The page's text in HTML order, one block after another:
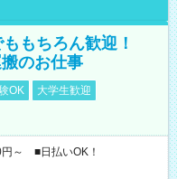
もちろん歓迎！
のお仕事
OK
大学生歓迎
～ ■日払いOK！